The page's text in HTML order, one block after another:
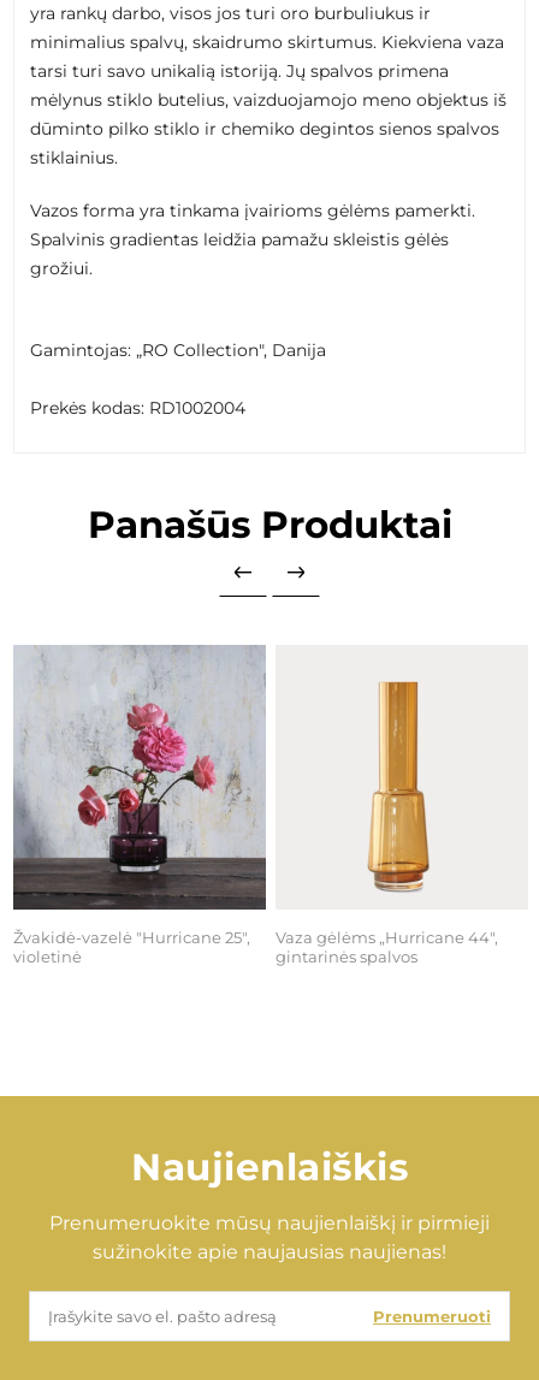
yra rankų darbo, visos jos turi oro burbuliukus ir
minimalius spalvų, skaidrumo skirtumus. Kiekviena vaza
tarsi turi savo unikalią istoriją. Jų spalvos primena
mėlynus stiklo butelius, vaizduojamojo meno objektus iš
dūminto pilko stiklo ir chemiko degintos sienos spalvos
stiklainius.
Vazos forma yra tinkama įvairioms gėlėms pamerkti.
Spalvinis gradientas leidžia pamažu skleistis gėlės
grožiui.
Gamintojas: „RO Collection", Danija
Prekės kodas: RD1002004
Panašūs Produktai
Žvakidė-vazelė "Hurricane 25",
violetinė
Vaza gėlėms „Hurricane 44",
gintarinės spalvos
Naujienlaiškis
Prenumeruokite mūsų naujienlaiškį ir pirmieji
sužinokite apie naujausias naujienas!
Prenumeruoti